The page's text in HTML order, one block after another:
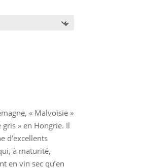
« Malvoisie »
gris » en Hongrie. Il
d’excellents
à maturité,
en vin sec qu’en